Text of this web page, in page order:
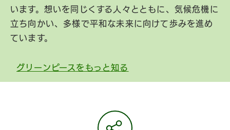
います。想いを同じくする人々とともに、気候危機に
立ち向かい、多様で平和な未来に向けて歩みを進め
ています。
グリーンピースをもっと知る